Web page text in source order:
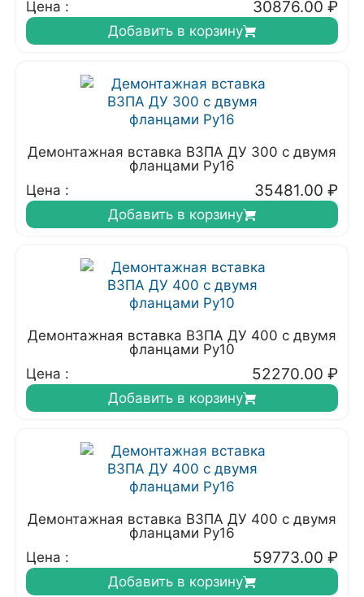
Цена : 30876.00 ₽
Добавить в корзину
Демонтажная вставка ВЗПА ДУ 300 с двумя
фланцами Ру16
Цена :
35481.00 ₽
Добавить в корзину
Демонтажная вставка ВЗПА ДУ 400 с двумя
фланцами Ру10
Цена :
52270.00 ₽
Добавить в корзину
Демонтажная вставка ВЗПА ДУ 400 с двумя
фланцами Ру16
Цена :
59773.00 ₽
Добавить в корзину